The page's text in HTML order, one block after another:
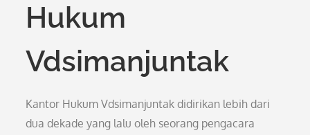
Hukum
Vdsimanjuntak
Kantor Hukum Vdsimanjuntak didirikan lebih dari
dua dekade yang lalu oleh seorang pengacara